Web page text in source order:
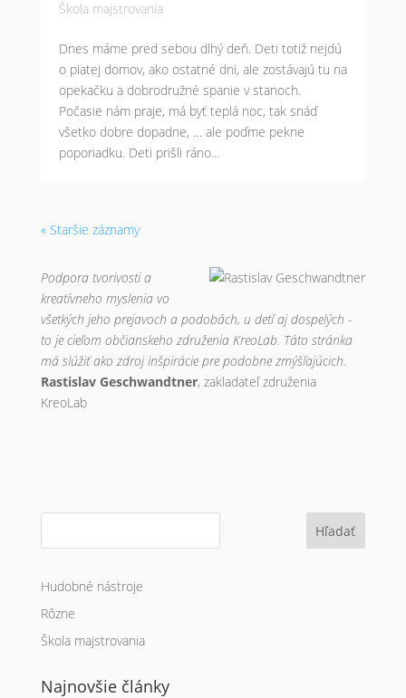
Škola majstrovania
Dnes máme pred sebou dlhý deň. Deti totiž nejdú
o piatej domov, ako ostatné dni, ale zostávajú tu na
opekačku a dobrodružné spanie v stanoch.
Počasie nám praje, má byť teplá noc, tak snáď
všetko dobre dopadne, … ale poďme pekne
poporiadku. Deti prišli ráno...
« Staršie záznamy
Podpora tvorivosti a
kreatívneho myslenia vo
všetkých jeho prejavoch a podobách, u detí aj dospelých -
to je cieľom občianskeho združenia KreoLab. Táto stránka
má slúžiť ako zdroj inšpirácie pre podobne zmýšľajúcich.
Rastislav Geschwandtner, zakladateľ združenia
KreoLab
Hľadať
Hudobné nástroje
Rôzne
Škola majstrovania
Najnovšie články